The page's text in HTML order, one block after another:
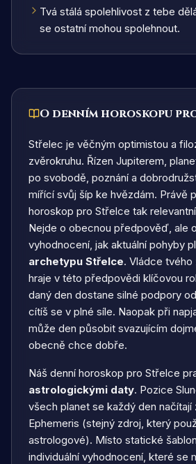
Tvá stálá spolehlivost z tebe
se ostatní mohou spolehnout.
O denním horoskopu
Střelec je věčným optimistou a
zvěrokruhu. Řízen Jupiterem,
po svobodě, poznání a
mířící svůj šíp ke hvězdám. Právě
horoskop pro Střelce tak
Nejde o obecnou předpověď, ale
vyhodnocení, jak aktuální pohyby
archetypu Střelce. Vládce tvého
hraje v této předpovědi klíčovou
daný den dostane silné podpory
cítíš se v plné síle. Naopak při
může den působit svazujícím
obecně chce dobře.
Náš denní horoskop pro Střelce
astrologickými daty. Pozice
všech planet se každý den
Ephemeris (stejný zdroj, který
astrologové). Místo statické
individuální vyhodnocení, které se